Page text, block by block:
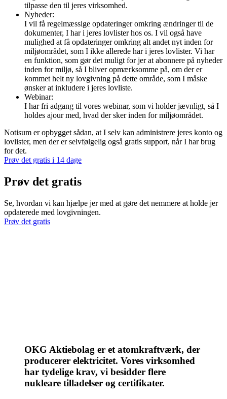
tilpasse den til jeres virksomhed.
Nyheder:
I vil få regelmæssige opdateringer omkring ændringer til de
dokumenter, I har i jeres lovlister hos os. I vil også have
mulighed at få opdateringer omkring alt andet nyt inden for
miljøområdet, som I ikke allerede har i jeres lovlister. Vi har
en funktion, som gør det muligt for jer at abonnere på nyheder
inden for miljø, så I bliver opmærksomme på, om der er
kommet helt ny lovgivning på dette område, som I måske
ønsker at inkludere i jeres lovliste.
Webinar:
I har fri adgang til vores webinar, som vi holder jævnligt, så I
holdes ajour med, hvad der sker inden for miljøområdet.
Notisum er opbygget sådan, at I selv kan administrere jeres konto og
lovlister, men der er selvfølgelig også gratis support, når I har brug
for det.
Prøv det gratis i 14 dage
Prøv det gratis
Se, hvordan vi kan hjælpe jer med at gøre det nemmere at holde jer
opdaterede med lovgivningen.
Prøv det gratis
OKG Aktiebolag er et atomkraftværk, der
producerer elektricitet. Vores virksomhed
har tydelige krav, vi besidder flere
nukleare tilladelser og certifikater.